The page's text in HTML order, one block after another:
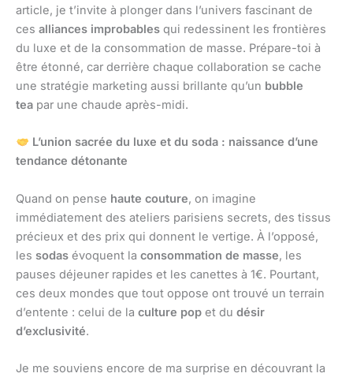
article, je t’invite à plonger dans l’univers fascinant de
ces alliances improbables qui redessinent les frontières
du luxe et de la consommation de masse. Prépare-toi à
être étonné, car derrière chaque collaboration se cache
une stratégie marketing aussi brillante qu’un bubble
tea par une chaude après-midi.
L’union sacrée du luxe et du soda : naissance d’une
tendance détonante
Quand on pense haute couture, on imagine
immédiatement des ateliers parisiens secrets, des tissus
précieux et des prix qui donnent le vertige. À l’opposé,
les sodas évoquent la consommation de masse, les
pauses déjeuner rapides et les canettes à 1€. Pourtant,
ces deux mondes que tout oppose ont trouvé un terrain
d’entente : celui de la culture pop et du désir
d’exclusivité.
Je me souviens encore de ma surprise en découvrant la